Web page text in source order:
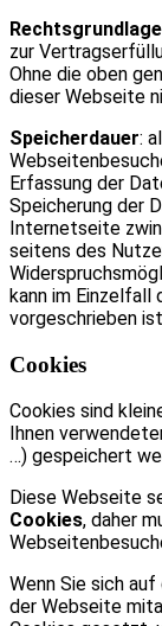
Rechtsgrundlage
zur
Ohne die oben
dieser Webseite
Speicherdauer:
Erfassung der
Speicherung der
Internetseite
seitens des
kann im Einzelfall
vorgeschrieben
Cookies
Cookies sind
Ihnen
…) gespeichert
Diese Webseite
Cookies, daher
Wenn Sie sich
der Webseite